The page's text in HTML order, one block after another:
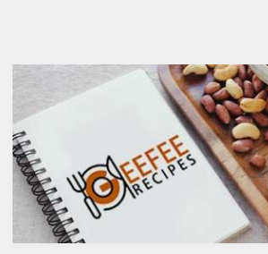
やウォッカ等の蒸留酒は、度数
も高いため健康に悪そうなイ
メージで、ワインや日本酒など
は何となくナチュラルな感じで
アルコール度数も低いのでそう
悪くもなさそうなイメージです
が、実際のところどうなので
しょうか？今回は、大きく分け
て2種類あるお酒の製造方法
（醸造酒と蒸留酒）の違いに
よって健康に対してどのような
まれるケ
ステロー
リスクを
お伝えし
には抗菌
ウイルス
能性があ
また、
きを持
ると考え
は、この